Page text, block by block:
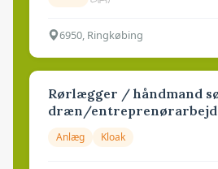
6950, Ringkøbing
Rørlægger / håndmand
dræn/
Anlæg Kloak